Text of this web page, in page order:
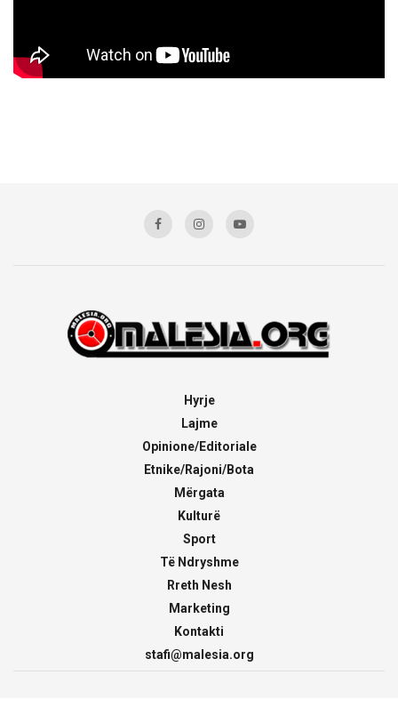
Hyrje
Lajme
Opinione/Editoriale
Etnike/Rajoni/Bota
Mërgata
Kulturë
Sport
Të Ndryshme
Rreth Nesh
Marketing
Kontakti
stafi@malesia.org